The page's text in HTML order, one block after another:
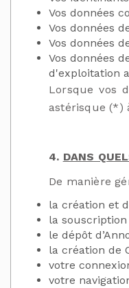
Vos données
Vos données
Vos données
Vos données
d'exploitation
Lorsque vos
astérisque (*)
4. DANS
De manière
la création et
la
le dépôt
la création de
votre
votre